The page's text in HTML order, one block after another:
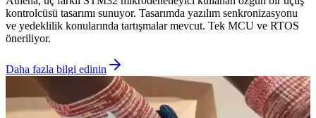
kontrolcüsü tasarımı sunuyor. Tasarımda yazılım senkronizasyonu
ve yedeklilik konularında tartışmalar mevcut. Tek MCU ve RTOS
öneriliyor.
Daha fazla bilgi edinin